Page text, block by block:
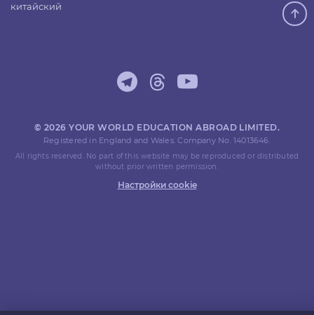
китайский
© 2026 YOUR WORLD EDUCATION ABROAD LIMITED.
Registered in England and Wales. Company No. 14013646.
All rights reserved. No part of this website may be reproduced or distributed
without prior written permission.
Настройки cookie